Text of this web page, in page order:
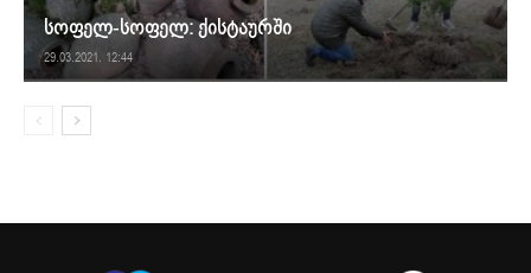
სოფელ-სოფელ: ქისტაურში
29.03.2021. 12:44